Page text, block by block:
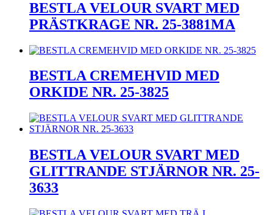
BESTLA VELOUR SVART MED
PRÄSTKRAGE NR. 25-3881MA
BESTLA CREMEHVID MED
ORKIDE NR. 25-3825
BESTLA VELOUR SVART MED
GLITTRANDE STJÄRNOR NR. 25-
3633